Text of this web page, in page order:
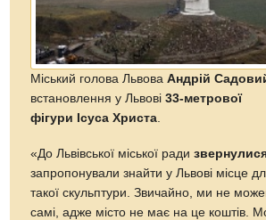
Міський голова ЛьвоваАндрій
встановлення у Львові33-метрової
фігури Ісуса Христа
«До Львівської міської ради
запропонували знайти у Львові місце
такої скульптури. Звичайно, ми не
самі, адже місто не має на це коштів.